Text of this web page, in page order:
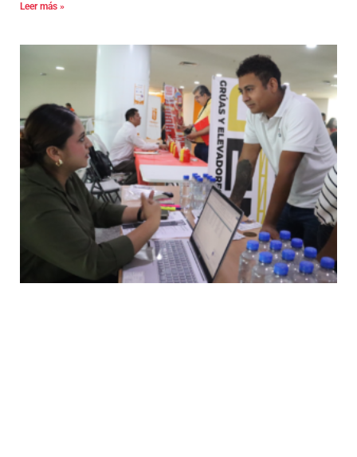
Leer más »